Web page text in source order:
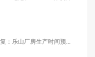
：乐山厂房生产时间预...